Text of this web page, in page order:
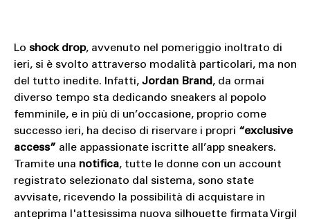
Lo shock drop, avvenuto nel pomeriggio inoltrato di
ieri, si è svolto attraverso modalità particolari, ma non
del tutto inedite. Infatti, Jordan Brand, da ormai
diverso tempo sta dedicando sneakers al popolo
femminile, e in più di un’occasione, proprio come
successo ieri, ha deciso di riservare i propri “exclusive
access” alle appassionate iscritte all’app sneakers.
Tramite una notifica, tutte le donne con un account
registrato selezionato dal sistema, sono state
avvisate, ricevendo la possibilità di acquistare in
anteprima l'attesissima nuova silhouette firmata Virgil